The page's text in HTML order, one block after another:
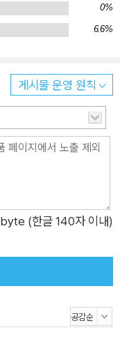
는 프롬프 트만큼 똑똑
AI가 내놓는 결과물이
나도, 결국 ‘화룡점
것이다. ● Aspiri
간 완벽을 꿈꾸는 사
업, 집안, 성격 등등 모
는 ‘육각형인간’은 오
. 육각형인간 트렌드는
야 하는 젊은이들의
오늘날 ‘일물일가’의
해내는 AI의 발달은 시
0%
6.6%
게시물 운영 원칙
(한글 140자 이내)